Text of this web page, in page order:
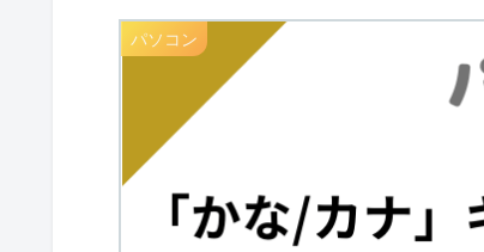
パソコン